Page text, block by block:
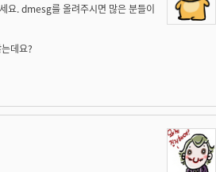
요. dmesg를 올려주시면 많은 분들이
데요?